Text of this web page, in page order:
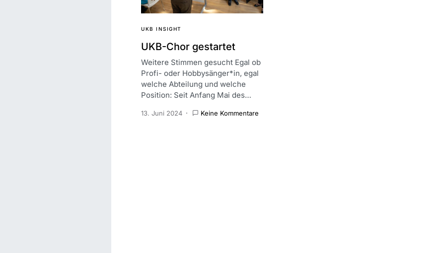
UKB INSIGHT
UKB-Chor gestartet
Weitere Stimmen gesucht Egal ob
Profi- oder Hobbysänger*in, egal
welche Abteilung und welche
Position: Seit Anfang Mai des…
13. Juni 2024 Keine Kommentare